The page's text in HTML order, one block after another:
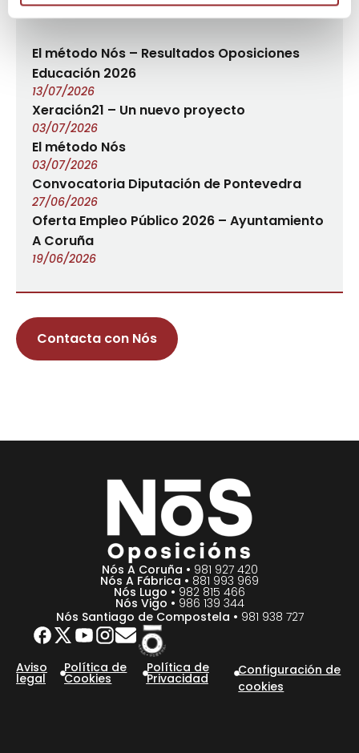
El método Nós – Resultados Oposiciones
Educación 2026
13/07/2026
Xeración21 – Un nuevo proyecto
03/07/2026
El método Nós
03/07/2026
Convocatoria Diputación de Pontevedra
27/06/2026
Oferta Empleo Público 2026 – Ayuntamiento
A Coruña
19/06/2026
Contacta con Nós
Nós A Coruña • 981 927 420
Nós A Fábrica • 881 993 969
Nós Lugo • 982 815 466
Nós Vigo • 986 139 344
Nós Santiago de Compostela • 981 938 727
Aviso
legal
Política de
Cookies
Política de
Privacidad
Configuración de
cookies